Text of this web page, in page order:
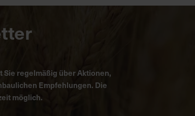
regelmäßig über Aktionen,
Empfehlungen. Die
möglich.